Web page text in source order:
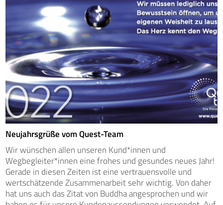
Neujahrsgrüße vom Quest-Team
Wir wünschen allen unseren Kund*innen und
Wegbegleiter*innen eine frohes und gesundes neues Jahr!
Gerade in diesen Zeiten ist eine vertrauensvolle und
wertschätzende Zusammenarbeit sehr wichtig. Von daher
hat uns auch das Zitat von Buddha angesprochen und wir